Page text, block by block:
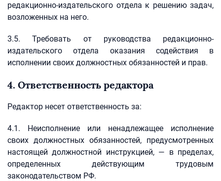
редакционно-издательского отдела к решению задач,
возложенных на него.
3.5. Требовать от руководства редакционно-
издательского отдела оказания содействия в
исполнении своих должностных обязанностей и прав.
4. Ответственность редактора
Редактор несет ответственность за:
4.1. Неисполнение или ненадлежащее исполнение
своих должностных обязанностей, предусмотренных
настоящей должностной инструкцией, — в пределах,
определенных действующим трудовым
законодательством РФ.